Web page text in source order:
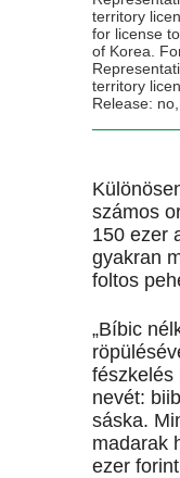
territory
for license
of Korea.
territory
Release:
számos
150 ezer
gyakran
foltos
„Bíbic
fészkelés
nevét:
sáska.
madarak
ezer